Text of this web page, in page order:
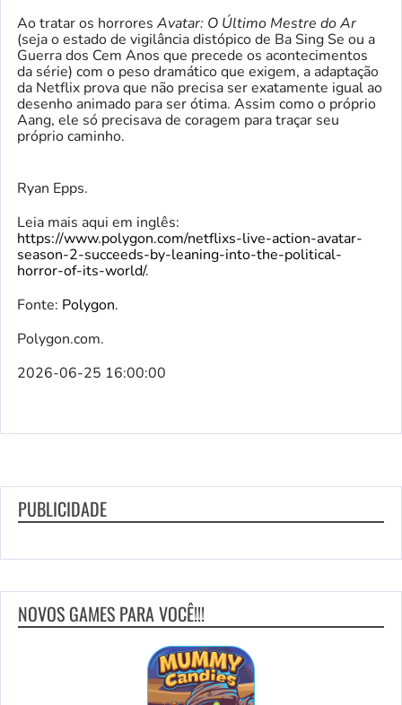
Ao tratar os horrores Avatar: O Último Mestre do Ar
(seja o estado de vigilância distópico de Ba Sing Se ou a
Guerra dos Cem Anos que precede os acontecimentos
da série) com o peso dramático que exigem, a adaptação
da Netflix prova que não precisa ser exatamente igual ao
desenho animado para ser ótima. Assim como o próprio
Aang, ele só precisava de coragem para traçar seu
próprio caminho.
Ryan Epps.
Leia mais aqui em inglês:
https://www.polygon.com/netflixs-live-action-avatar-
season-2-succeeds-by-leaning-into-the-political-
horror-of-its-world/.
Fonte: Polygon.
Polygon.com.
2026-06-25 16:00:00
PUBLICIDADE
NOVOS GAMES PARA VOCÊ!!!